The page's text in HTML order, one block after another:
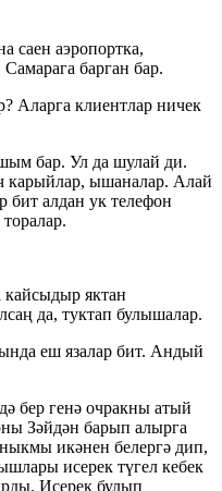
саен аэропортка,
барган бар.
Аларга клиентлар ничек
бар. Ул да шулай ди.
карыйлар, ышаналар. Алай
бит алдан ук телефон
яктан
да, туктап булышалар.
еш язалар бит. Андый
бер генә очракны атый
Зәйдән барып алырга
икәнен белергә дип,
исерек түгел кебек
Исерек булып